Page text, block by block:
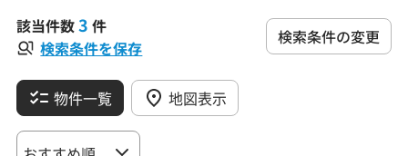
該当件数3 件
検索条件を保存
検索条件の変更
物件一覧 地図表示